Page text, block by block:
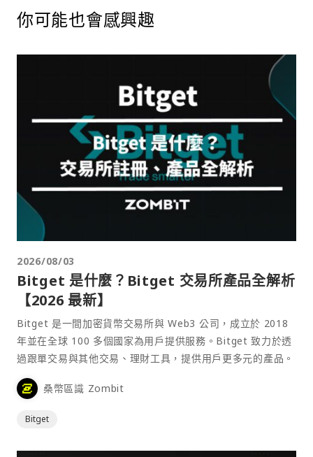
你可能也會感興趣
2026/08/03
Bitget 是什麼？Bitget 交易所產品全解析
【2026 最新】
Bitget 是一間加密貨幣交易所與 Web3 公司，成立於 2018
年並在全球 100 多個國家為用戶提供服務。Bitget 致力於透
過跟單交易與其他交易、理財工具，提供用戶更多元的產品。
桑幣區識 Zombit
Bitget